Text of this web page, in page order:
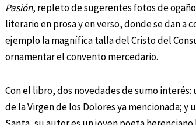
Pasión, repleto de sugerentes fotos de
literario en prosa y en verso, donde se dan a
ejemplo la magnífica talla del Cristo del
ornamentar el convento mercedario.
Con el libro, dos novedades de sumo
de la Virgen de los Dolores ya mencionada;